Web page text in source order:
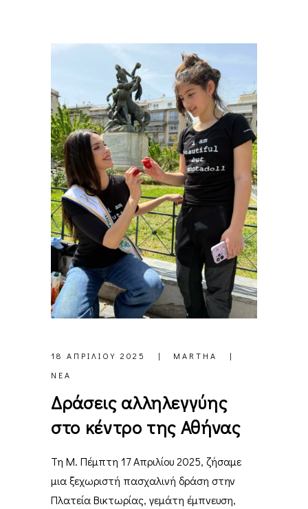
18 ΑΠΡΙΛΊΟΥ 2025
MARTHA
ΝΈΑ
Δράσεις αλληλεγγύης
στο κέντρο της Αθήνας
Τη Μ. Πέμπτη 17 Απριλίου 2025, ζήσαμε
μια ξεχωριστή πασχαλινή δράση στην
Πλατεία Βικτωρίας, γεμάτη έμπνευση,